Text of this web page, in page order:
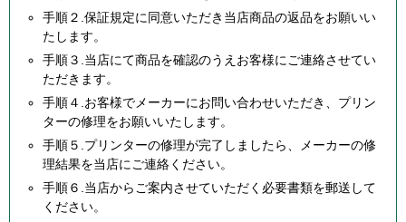
手順２.保証規定に同意いただき当店商品の返品をお願いい
たします。
手順３.当店にて商品を確認のうえお客様にご連絡させてい
ただきます。
手順４.お客様でメーカーにお問い合わせいただき、プリン
ターの修理をお願いいたします。
手順５.プリンターの修理が完了しましたら、メーカーの修
理結果を当店にご連絡ください。
手順６.当店からご案内させていただく必要書類を郵送して
ください。